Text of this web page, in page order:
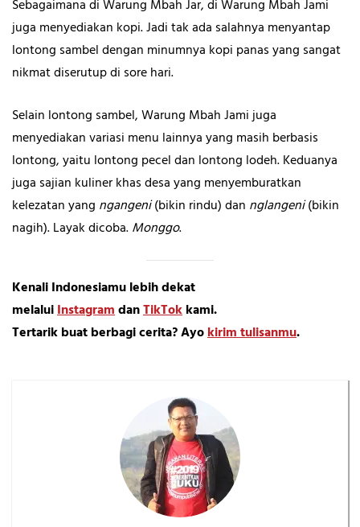
Sebagaimana di Warung Mbah Jar, di Warung Mbah Jami
juga menyediakan kopi. Jadi tak ada salahnya menyantap
lontong sambel dengan minumnya kopi panas yang sangat
nikmat diserutup di sore hari.
Selain lontong sambel, Warung Mbah Jami juga
menyediakan variasi menu lainnya yang masih berbasis
lontong, yaitu lontong pecel dan lontong lodeh. Keduanya
juga sajian kuliner khas desa yang menyemburatkan
kelezatan yang ngangeni(bikin rindu) dan nglangeni(bikin
nagih). Layak dicoba.Monggo.
Kenali Indonesiamu lebih dekat
melaluiInstagramdanTikTokkami.
Tertarik buat berbagi cerita? Ayokirim tulisanmu.